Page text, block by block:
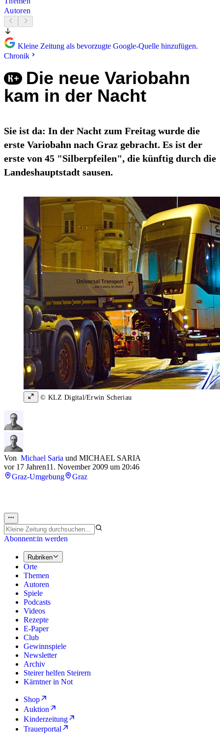
Autoren
Kleine Zeitung als bevorzugte Google-Quelle hinzufügen.
Chronik
Die neue Variobahn
kam in der Nacht
Sie ist da: In der Nacht zum Freitag wurde die
erste Variobahn nach Graz gebracht. Es ist der
erste von 45 "Silberpfeilen", die künftig durch die
Landeshauptstadt sausen.
© KLZ Digital/Erwin Scheriau
Von Michael Saria und MICHAEL SARIA
vor 17 Jahren11. November 2009 um 20:46
Graz-Umgebung
Graz
Abonnent:in werden
Rubriken
Orte
Themen
Autoren
Spiele
Podcasts
Videos
Rezepte
E-Paper
Club
Gewinnspiele
Newsletter
Archiv
Steirer helfen Steirern
Kärntner in Not
Shop
Auktion
Kinderzeitung
Trauerportal